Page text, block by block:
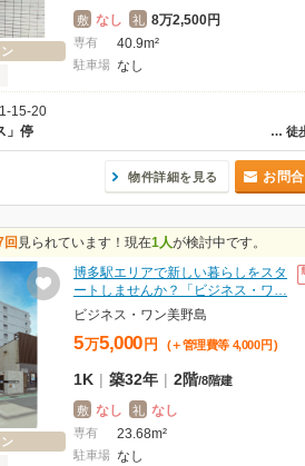
敷 なし 礼 8万2,500円
専有 40.9m²
駐車場 なし
15-20
… 徒
」停
物件詳細を見る お問
回 見られています！現在1人が検討中です。
博多駅エリアで新しい暮らしをスタ
ートしませんか？「ビジネス・ワ…
ビジネス・ワン美野島
5万5,000 円 (＋管理費等 4,000 円 )
1K | 築32年 | 2階/8階建
敷 なし 礼 なし
専有 23.68m²
駐車場 なし